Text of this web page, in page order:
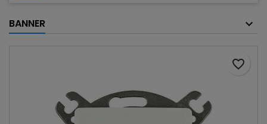
BANNER
favorite_border